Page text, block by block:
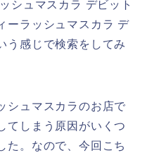
シュマスカラ デビット
ーラッシュマスカラ デ
感じで検索をしてみ
シュマスカラのお店で
てしまう原因がいくつ
た。なので、今回こち